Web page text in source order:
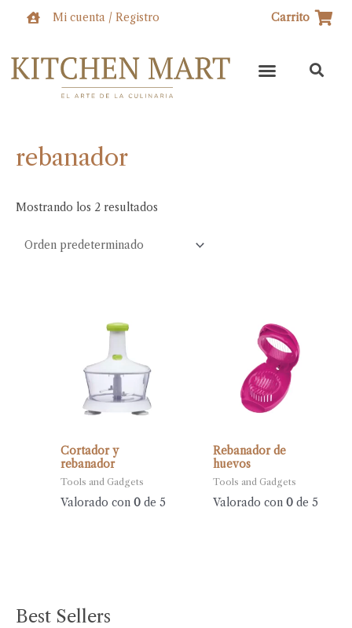
Mi cuenta / Registro Carrito
rebanador
Mostrando los 2 resultados
Cortador y
rebanador
Tools and Gadgets
Valorado con0 de 5
Rebanador de
huevos
Tools and Gadgets
Valorado con 0de 5
Best Sellers